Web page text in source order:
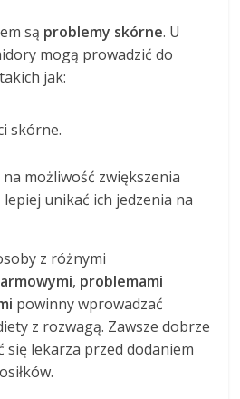
są problemy skórne. U
mogą prowadzić do
jak:
skórne.
możliwość zwiększenia
lepiej unikać ich jedzenia na
z różnymi
, problemami
powinny wprowadzać
z rozwagą. Zawsze dobrze
się lekarza przed dodaniem